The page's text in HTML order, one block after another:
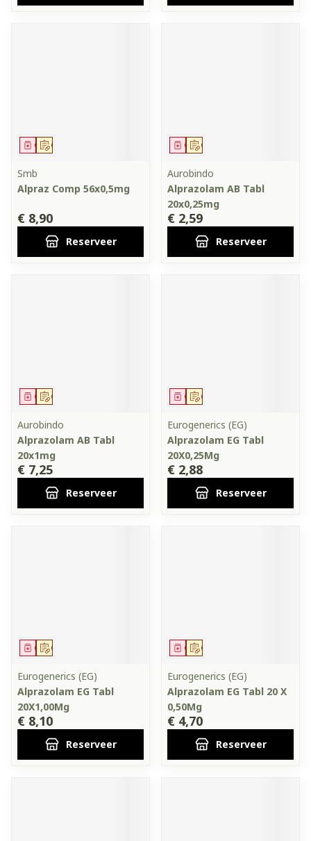
Op voorschrift
Geneesmiddel
Smb
Alpraz Comp 56x0,5mg
€ 8,90
Reserveer
Op voorschrift
Geneesmiddel
Aurobindo
Alprazolam AB Tabl
20x0,25mg
€ 2,59
Reserveer
Op voorschrift
Geneesmiddel
Aurobindo
Alprazolam AB Tabl
20x1mg
€ 7,25
Reserveer
Op voorschrift
Geneesmiddel
Eurogenerics (EG)
Alprazolam EG Tabl
20X0,25Mg
€ 2,88
Reserveer
Op voorschrift
Geneesmiddel
Eurogenerics (EG)
Alprazolam EG Tabl
20X1,00Mg
€ 8,10
Reserveer
Op voorschrift
Geneesmiddel
Eurogenerics (EG)
Alprazolam EG Tabl 20 X
0,50Mg
€ 4,70
Reserveer